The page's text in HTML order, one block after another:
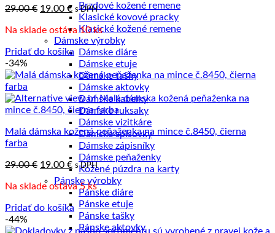
Brzdové kožené remene
Klasické kovové pracky
Klasické kožené remene
Dámske výrobky
Dámske diáre
Dámske etuje
Dámske tašky
Dámske aktovky
Dámske kabelky
Dámske ruksaky
Dámske vizitkáre
Dámske spisovky
Dámske zápisníky
Dámske peňaženky
Kožené púzdra na karty
Pánske výrobky
Pánske diáre
Pánske etuje
Pánske tašky
Pánske aktovky
29.00€ Pôvodná
bola:
29.00 €.
19.00 €Aktuálna
cena
je:
19.00 €.
s DPH
Na sklade ostáva 10 ks
Pridať do košíka
-34%
Malá dámska kožená peňaženka na mince č.8450, čierna
farba
29.00€ Pôvodná
cena
bola:
19.00 €Aktuálna
cena
je:
19.00 €.
s DPH
Na sklade ostáva 5 ks
Pridať do košíka
-44%